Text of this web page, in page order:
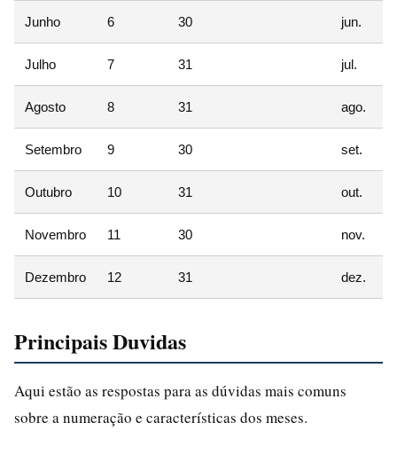
Junho 6 30 jun.
Julho 7 31 jul.
Agosto 8 31 ago.
Setembro 9 30 set.
Outubro 10 31 out.
Novembro 11 30 nov.
Dezembro 12 31 dez.
Principais Duvidas
Aqui estão as respostas para as dúvidas mais comuns
sobre a numeração e características dos meses.